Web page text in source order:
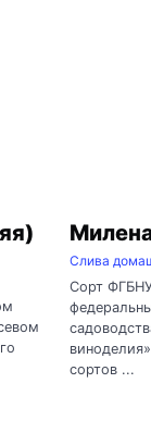
Слива
Сорт
сортов ...